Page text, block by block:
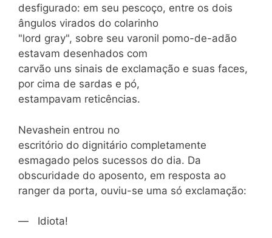
desfigurado: em seu pescoço, entre os dois
ângulos virados do colarinho
"lord gray", sobre seu varonil pomo-de-adão
estavam desenhados com
carvão uns sinais de exclamação e suas faces,
por cima de sardas e pó,
estampavam reticências.
Nevashein entrou no
escritório do dignitário completamente
esmagado pelos sucessos do dia. Da
obscuridade do aposento, em resposta ao
ranger da porta, ouviu-se uma só exclamação:
— Idiota!